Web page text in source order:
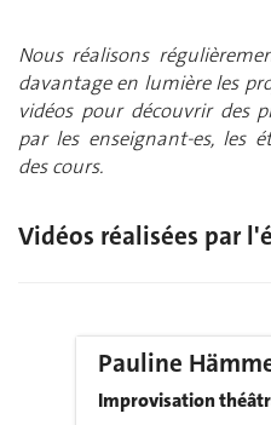
Nous réalisons
davantage en lumière les
vidéos pour découvrir des
par les enseignant-es, les
des cours.
Vidéos réalisées par
Improvisation